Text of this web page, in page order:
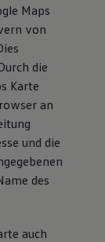
Maps
von
die
Karte
an
und die
des
auch